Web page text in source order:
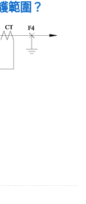
範圍？